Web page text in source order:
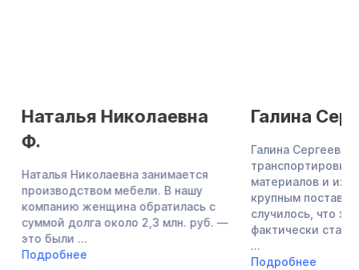
Наталья Николаевна
Ф.
Наталья Николаевна занимается
производством мебели. В нашу
компанию женщина обратилась с
суммой долга около 2,3 млн. руб. —
это были ...
Подробнее
Галина
Галина Сергеевна
материалов и их
крупным
случилось, что
фактически
...
Подробнее